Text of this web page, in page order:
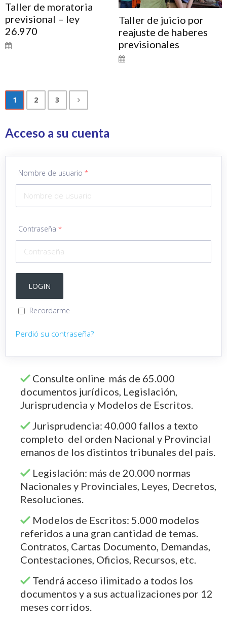
Taller de moratoria
previsional – ley
26.970
Taller de juicio por
reajuste de haberes
previsionales
1 2 3
Acceso a su cuenta
Nombre de usuario *
Contraseña *
Recordarme
Perdió su contraseña?
Consulte online más de 65.000
documentos jurídicos, Legislación,
Jurisprudencia y Modelos de Escritos.
Jurisprudencia: 40.000 fallos a texto
completo del orden Nacional y Provincial
emanos de los distintos tribunales del país.
Legislación: más de 20.000 normas
Nacionales y Provinciales, Leyes, Decretos,
Resoluciones.
Modelos de Escritos: 5.000 modelos
referidos a una gran cantidad de temas.
Contratos, Cartas Documento, Demandas,
Contestaciones, Oficios, Recursos, etc.
Tendrá acceso ilimitado a todos los
documentos y a sus actualizaciones por 12
meses corridos.